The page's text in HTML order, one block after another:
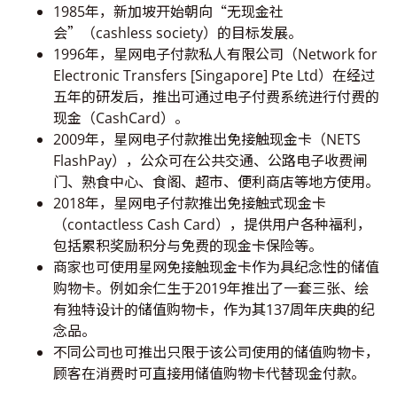
1985年，新加坡开始朝向“无现金社
会”（cashless society）的目标发展。
1996年，星网电子付款私人有限公司（Network for
Electronic Transfers [Singapore] Pte Ltd）在经过
五年的研发后，推出可通过电子付费系统进行付费的
现金（CashCard）。
2009年，星网电子付款推出免接触现金卡（NETS
FlashPay），公众可在公共交通、公路电子收费闸
门、熟食中心、食阁、超市、便利商店等地方使用。
2018年，星网电子付款推出免接触式现金卡
（contactless Cash Card），提供用户各种福利，
包括累积奖励积分与免费的现金卡保险等。
商家也可使用星网免接触现金卡作为具纪念性的储值
购物卡。例如余仁生于2019年推出了一套三张、绘
有独特设计的储值购物卡，作为其137周年庆典的纪
念品。
不同公司也可推出只限于该公司使用的储值购物卡，
顾客在消费时可直接用储值购物卡代替现金付款。